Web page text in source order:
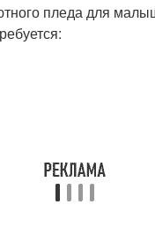
пледа для